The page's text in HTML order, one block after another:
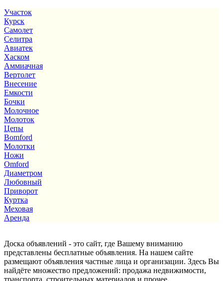
Участок
Курск
Самолет
Селитра
Авиатек
Хаском
Аммиачная
Вертолет
Внесение
Емкости
Бочки
Молочное
Молоток
Цепы
Bomford
Молотки
Ножи
Omford
Диаметром
Любовный
Приворот
Куртка
Меховая
Аренда
Доска объявлений - это сайт, где Вашему вниманию
представлены бесплатные объявления. На нашем сайте
размещают объявления частные лица и организации. Здесь Вы
найдёте множество предложений: продажа недвижимости,
транспорта, строительных материалов и прочее.